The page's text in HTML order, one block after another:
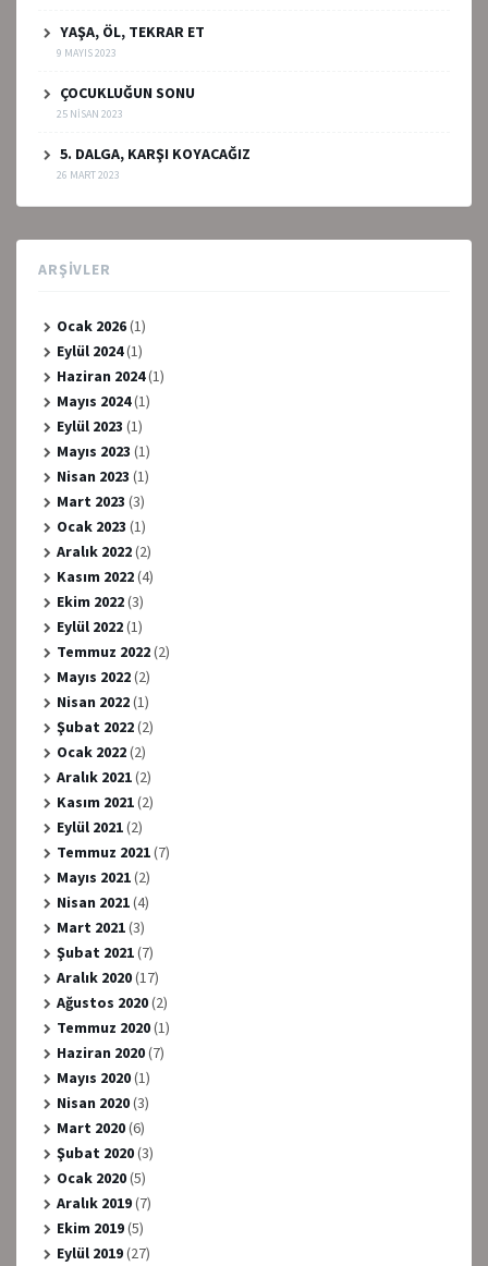
YAŞA, ÖL, TEKRAR ET
9 MAYIS 2023
ÇOCUKLUĞUN SONU
25 NISAN 2023
5. DALGA, KARŞI KOYACAĞIZ
26 MART 2023
ARŞIVLER
Ocak 2026(1)
Eylül 2024(1)
Haziran 2024(1)
Mayıs 2024(1)
Eylül 2023 (1)
Mayıs 2023 (1)
Nisan 2023 (1)
Mart 2023 (3)
Ocak 2023 (1)
Aralık 2022(2)
Kasım 2022(4)
Ekim 2022(3)
Eylül 2022(1)
Temmuz 2022(2)
Mayıs 2022(2)
Nisan 2022(1)
Şubat 2022(2)
Ocak 2022(2)
Aralık 2021(2)
Kasım 2021(2)
Eylül 2021(2)
Temmuz 2021(7)
Mayıs 2021(2)
Nisan 2021(4)
Mart 2021(3)
Şubat 2021(7)
Aralık 2020(17)
Ağustos 2020(2)
Temmuz 2020(1)
Haziran 2020(7)
Mayıs 2020(1)
Nisan 2020(3)
Mart 2020(6)
Şubat 2020(3)
Ocak 2020(5)
Aralık 2019(7)
Ekim 2019(5)
Eylül 2019(27)